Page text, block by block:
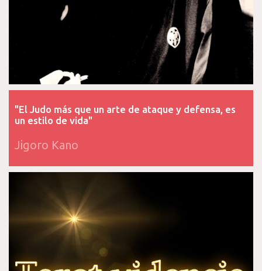
"El Judo más que un arte de ataque y defensa, es
un estilo de vida"
Jigoro Kano